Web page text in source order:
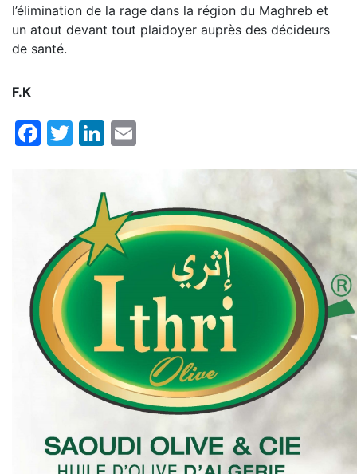
l’élimination de la rage dans la région du Maghreb et
un atout devant tout plaidoyer auprès des décideurs
de santé.
F.K
Facebook
TwitterLinkedIn